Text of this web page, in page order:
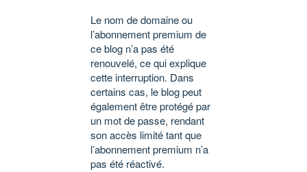
Le nom de domaine ou
l’abonnement premium de
ce blog n’a pas été
renouvelé, ce qui explique
cette interruption. Dans
certains cas, le blog peut
également être protégé par
un mot de passe, rendant
son accès limité tant que
l’abonnement premium n’a
pas été réactivé.